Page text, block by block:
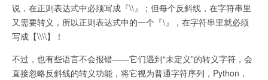
说，在正则表达式中必须写成『\\』；但每个反斜线，在字符串里
又需要转义，所以正则表达式中的一个『\』，在字符串里就必须
写成【\\\\】！
不过，也有些语言不会报错——它们遇到“未定义”的转义字符，会
直接忽略反斜线的转义功能，将它视为普通字符序列，Python，